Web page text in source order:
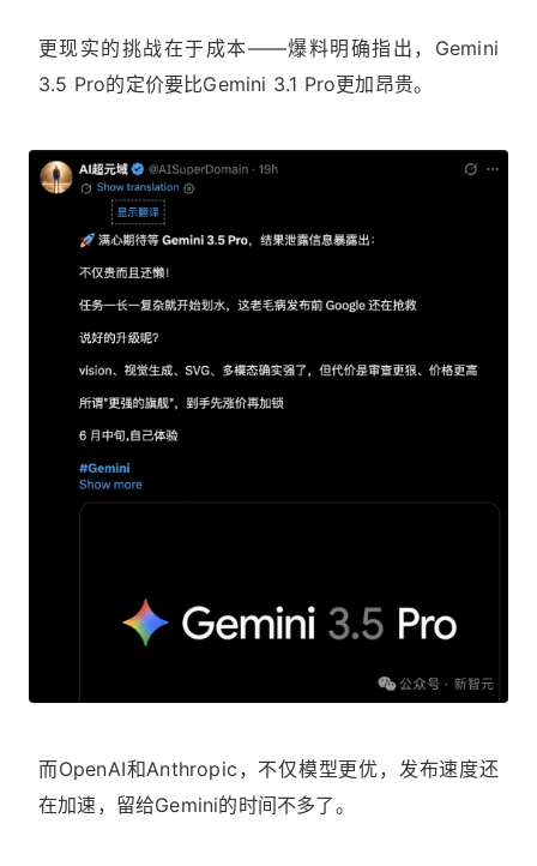
更现实的挑战在于成本——爆料明确指出，Gemini
3.5 Pro的定价要比Gemini 3.1 Pro更加昂贵。
而OpenAI和Anthropic，不仅模型更优，发布速度还
在加速，留给Gemini的时间不多了。